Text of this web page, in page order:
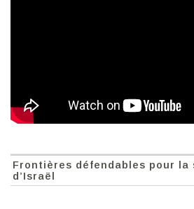
Frontières défendables pour la
d’Israël